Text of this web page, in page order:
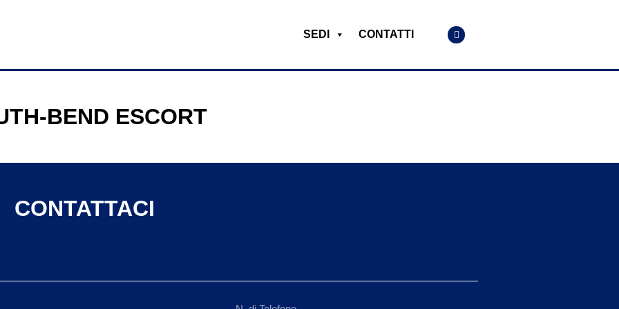
SEDI CONTATTI
BEND ESCORT
CONTATTACI